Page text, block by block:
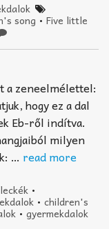
song • Five little
a zeneelmélettel:
hogy ez a dal
Eb-ről indítva.
milyen
… read more
•
•children's
• gyermekdalok